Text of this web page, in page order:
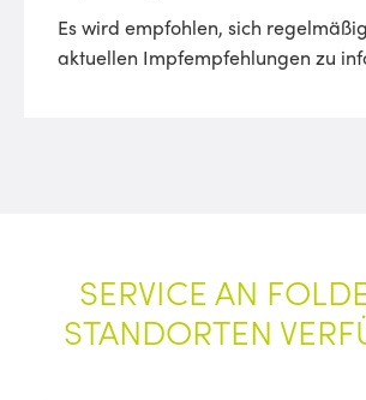
Es wird empfohlen, sich
aktuellen Impfempfehlungen zu
SERVICE AN
STANDORTEN